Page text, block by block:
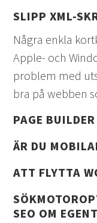
SLIPP XML-
Några enkla
Apple- och
problem med
bra på webben
PAGE
ÄR DU
ATT FLYTTA
SEO OM